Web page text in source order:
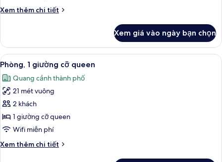
Xem thêm chi tiết
Chi
Phòng,
giường
Xem giá vào ngày bạn chọn
Xem
tất
cả
ảnh
Phòng,
1
giường
queen
Phòng, 1 giường cỡ queen | Quang
6
Phòng, 1 giường cỡ queen
Quang cảnh thành phố
21 mét vuông
2 khách
1 giường cỡ queen
Wifi miễn phí
Xem thêm chi tiết
Chi